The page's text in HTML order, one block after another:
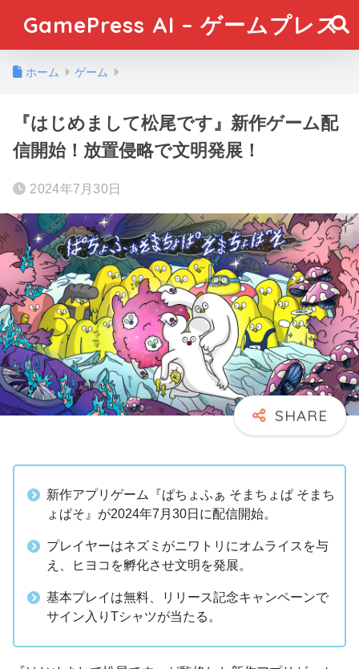
GamePress AI – ゲームプレス
ホーム ゲーム
『はじめまして松尾です』新作ゲーム配
信開始！放置侵略で文明発展！
2024年7月30日
新作アプリゲーム『ぱちょふぁ そまちょぱ そまち
ょぱそ』が2024年7月30日に配信開始。
プレイヤーはネズミがニワトリにオムライスを与
え、ヒヨコを孵化させ文明を発展。
基本プレイは無料、リリース記念キャンペーンで
サイン入りTシャツが当たる。